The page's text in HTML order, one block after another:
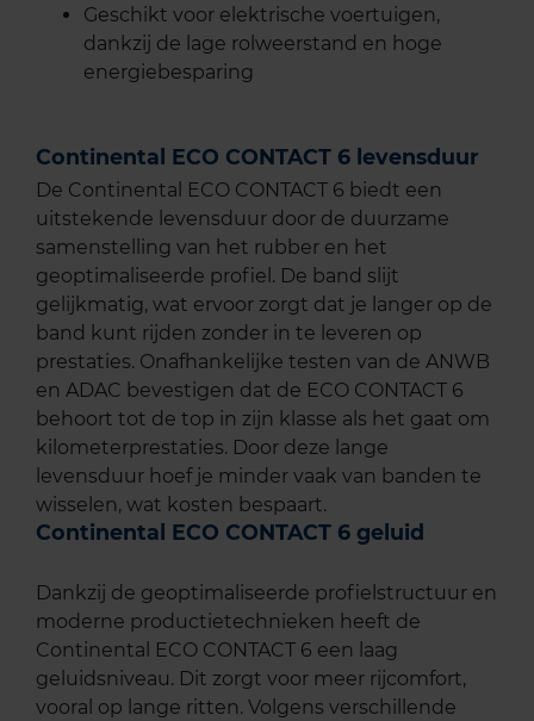
Geschikt voor elektrische voertuigen,
dankzij de lage rolweerstand en hoge
energiebesparing
Continental ECO CONTACT 6 levensduur
De Continental ECO CONTACT 6 biedt een
uitstekende levensduur door de duurzame
samenstelling van het rubber en het
geoptimaliseerde profiel. De band slijt
gelijkmatig, wat ervoor zorgt dat je langer op de
band kunt rijden zonder in te leveren op
prestaties. Onafhankelijke testen van de ANWB
en ADAC bevestigen dat de ECO CONTACT 6
behoort tot de top in zijn klasse als het gaat om
kilometerprestaties. Door deze lange
levensduur hoef je minder vaak van banden te
wisselen, wat kosten bespaart.
Continental ECO CONTACT 6 geluid
Dankzij de geoptimaliseerde profielstructuur en
moderne productietechnieken heeft de
Continental ECO CONTACT 6 een laag
geluidsniveau. Dit zorgt voor meer rijcomfort,
vooral op lange ritten. Volgens verschillende